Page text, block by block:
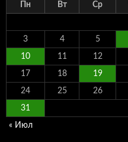
Пн Вт Ср
3 4 5
10 11 12
17 18 19
24 25 26
31
« Июл